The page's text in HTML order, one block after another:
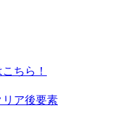
ちら！
リア後要素